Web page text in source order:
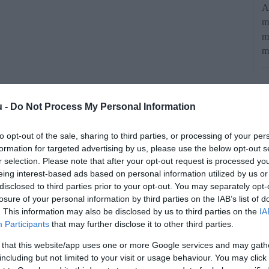
- Do Not Process My Personal Information
opt-out of the sale, sharing to third parties, or processing of your
for targeted advertising by us, please use the below opt-out
selection. Please note that after your opt-out request is processed
interest-based ads based on personal information utilized by us
to third parties prior to your opt-out. You may separately
of your personal information by third parties on the IAB’s list of
This information may also be disclosed by us to third parties on the
Participants that may further disclose it to other third parties.
that this website/app uses one or more Google services and may
but not limited to your visit or usage behaviour. You may
szerint a fapados légitársaságok
karácsony előtt. Miközben több
úgy látja, hogy Európa-szerte
a bővülésre.